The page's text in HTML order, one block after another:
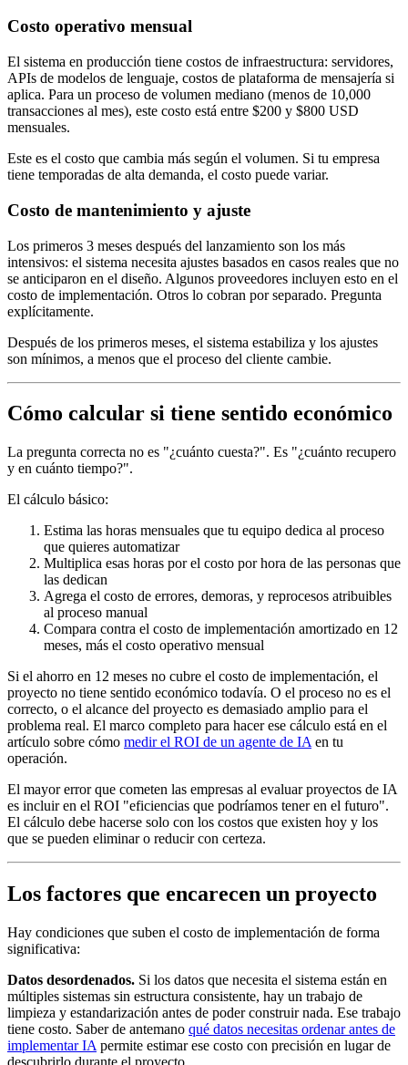
Costo operativo mensual
El sistema en producción tiene costos de infraestructura: servidores,
APIs de modelos de lenguaje, costos de plataforma de mensajería si
aplica. Para un proceso de volumen mediano (menos de 10,000
transacciones al mes), este costo está entre $200 y $800 USD
mensuales.
Este es el costo que cambia más según el volumen. Si tu empresa
tiene temporadas de alta demanda, el costo puede variar.
Costo de mantenimiento y ajuste
Los primeros 3 meses después del lanzamiento son los más
intensivos: el sistema necesita ajustes basados en casos reales que no
se anticiparon en el diseño. Algunos proveedores incluyen esto en el
costo de implementación. Otros lo cobran por separado. Pregunta
explícitamente.
Después de los primeros meses, el sistema estabiliza y los ajustes
son mínimos, a menos que el proceso del cliente cambie.
Cómo calcular si tiene sentido económico
La pregunta correcta no es "¿cuánto cuesta?". Es "¿cuánto recupero
y en cuánto tiempo?".
El cálculo básico:
Estima las horas mensuales que tu equipo dedica al proceso
que quieres automatizar
Multiplica esas horas por el costo por hora de las personas que
las dedican
Agrega el costo de errores, demoras, y reprocesos atribuibles
al proceso manual
Compara contra el costo de implementación amortizado en 12
meses, más el costo operativo mensual
Si el ahorro en 12 meses no cubre el costo de implementación, el
proyecto no tiene sentido económico todavía. O el proceso no es el
correcto, o el alcance del proyecto es demasiado amplio para el
problema real. El marco completo para hacer ese cálculo está en el
artículo sobre cómo medir el ROI de un agente de IA en tu
operación.
El mayor error que cometen las empresas al evaluar proyectos de IA
es incluir en el ROI "eficiencias que podríamos tener en el futuro".
El cálculo debe hacerse solo con los costos que existen hoy y los
que se pueden eliminar o reducir con certeza.
Los factores que encarecen un proyecto
Hay condiciones que suben el costo de implementación de forma
significativa:
Datos desordenados. Si los datos que necesita el sistema están en
múltiples sistemas sin estructura consistente, hay un trabajo de
limpieza y estandarización antes de poder construir nada. Ese trabajo
tiene costo. Saber de antemano qué datos necesitas ordenar antes de
implementar IA permite estimar ese costo con precisión en lugar de